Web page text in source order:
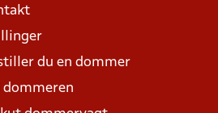
du en dommer
dommeren